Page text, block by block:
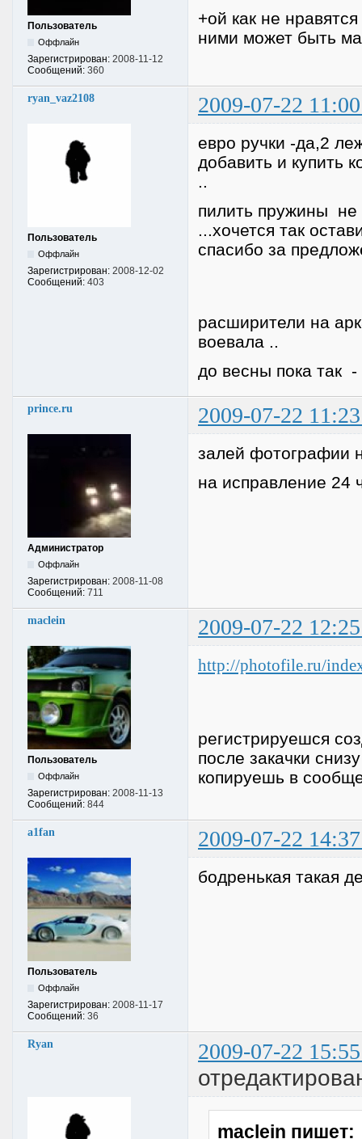
Пользователь
Оффлайн
Зарегистрирован: 2008-11-12
Сообщений: 360
+ой как не
ними может быть
ryan_vaz2108 2009-07-22
Пользователь
Оффлайн
Зарегистрирован: 2008-12-02
Сообщений: 403
евро ручки -да,2
добавить и купить
..
пилить пружины не
...хочется так
спасибо за
расширители на
воевала ..
до весны пока так
prince.ru 2009-07-22
Администратор
Оффлайн
Зарегистрирован: 2008-11-08
Сообщений: 711
залей фотографии
на исправление 24
maclein 2009-07-22
Пользователь
Оффлайн
Зарегистрирован: 2008-11-13
Сообщений: 844
http://photofile.ru/
регистрируешся
после закачки
копируешь в
a1fan 2009-07-22
Пользователь
Оффлайн
Зарегистрирован: 2008-11-17
Сообщений: 36
бодpенькая такая
Ryan 2009-07-22
maclein пишет: